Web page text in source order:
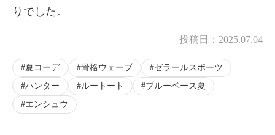
りでした。
投稿日： 2025.07.04
夏コーデ 骨格ウェーブ
ゼラールスポーツ
ハンター
ルートート
ブルーベース夏
エンシュウ